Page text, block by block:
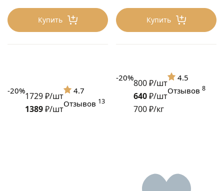
Купить
-20%1729 ₽/шт
1389₽/шт
4.7
Отзывов 13
Купить
-20%800 ₽/шт
640₽/шт
700 ₽/кг
4.5
Отзывов8